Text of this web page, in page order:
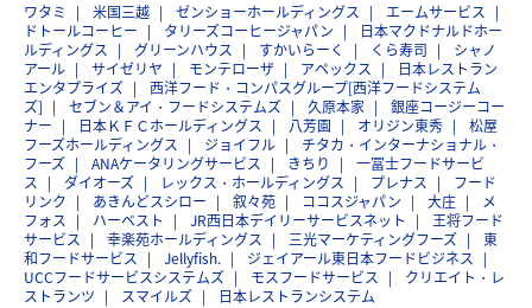
ワタミ 米国三越 ゼンショーホールディングス
エームサービス
ドトールコーヒー
タリーズコーヒージャパン
日本マクドナルドホー
ルディングス
グリーンハウス すかいらーく くら寿司
シャノ
アール
サイゼリヤ モンテローザ アペックス
日本レストラン
エンタプライズ
西洋フード・コンパスグループ[西洋フードシステム
ズ]
セブン＆アイ・フードシステムズ 久原本家
銀座コージーコー
ナー
日本ＫＦＣホールディングス 八芳園 オリジン東秀
松屋
フーズホールディングス
ジョイフル
チタカ・インターナショナル・
フーズ
ANAケータリングサービス きちり
一冨士フードサービ
ス
ダイオーズ レックス・ホールディングス プレナス
フード
リンク
あきんどスシロー 叙々苑 ココスジャパン 大庄
メ
フォス
ハーベスト JR西日本デイリーサービスネット
王将フード
サービス
幸楽苑ホールディングス 三光マーケティングフーズ
東
和フードサービス
Jellyfish.
ジェイアール東日本フードビジネス
UCCフードサービスシステムズ
モスフードサービス
クリエイト・レ
ストランツ
スマイルズ 日本レストランシステム